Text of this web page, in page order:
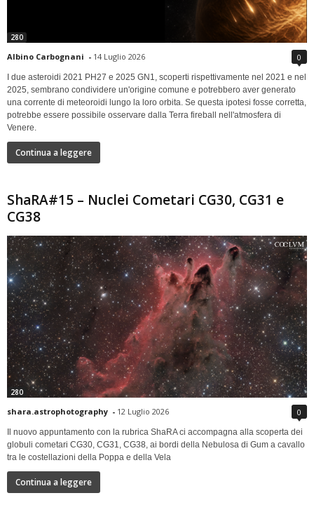
280
Albino Carbognani - 14 Luglio 2026 0
I due asteroidi 2021 PH27 e 2025 GN1, scoperti rispettivamente nel 2021 e nel
2025, sembrano condividere un'origine comune e potrebbero aver generato
una corrente di meteoroidi lungo la loro orbita. Se questa ipotesi fosse corretta,
potrebbe essere possibile osservare dalla Terra fireball nell'atmosfera di
Venere.
Continua a leggere
ShaRA#15 – Nuclei Cometari CG30, CG31 e
CG38
280
shara.astrophotography - 12 Luglio 2026 0
Il nuovo appuntamento con la rubrica ShaRA ci accompagna alla scoperta dei
globuli cometari CG30, CG31, CG38, ai bordi della Nebulosa di Gum a cavallo
tra le costellazioni della Poppa e della Vela
Continua a leggere